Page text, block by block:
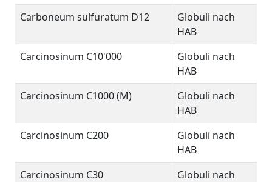
Carboneum sulfuratum D12
Globuli nach
HAB
Carcinosinum C10'000
Globuli nach
HAB
Carcinosinum C1000 (M)
Globuli nach
HAB
Carcinosinum C200
Globuli nach
HAB
Carcinosinum C30
Globuli nach